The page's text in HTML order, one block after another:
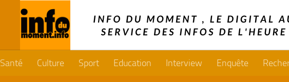
Santé Culture Sport Education Interview Enquête